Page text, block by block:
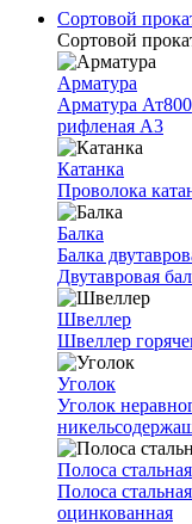
Сортовой
Сортовой
Арматура
Арматура Ат800
рифленая A3
Катанка
Проволока
Балка
Балка
Двутавровая
Швеллер
Швеллер
Уголок
Уголок
Полоса стальная
Полоса
оцинкованная